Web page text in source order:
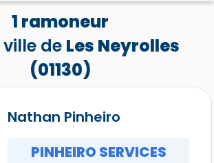
1 ramoneur
de Les Neyrolles
(01130)
Nathan Pinheiro
PINHEIRO SERVICES